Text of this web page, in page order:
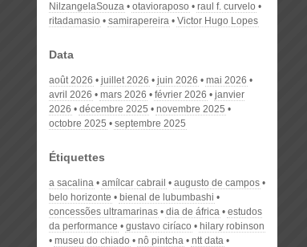
NilzangelaSouza
otavioraposo
raul f. curvelo
ritadamasio
samirapereira Victor Hugo Lopes
Data
août 2026 juillet 2026 juin 2026
mai 2026
avril 2026
mars 2026 février 2026
janvier
2026
décembre 2025
novembre 2025
octobre 2025
septembre 2025
Étiquettes
a sacalina amílcar cabrail
augusto de campos
belo horizonte
bienal de lubumbashi
concessões ultramarinas
dia de áfrica
estudos
da performance
gustavo ciríaco
hilary robinson
museu do chiado
nô pintcha
ntt data